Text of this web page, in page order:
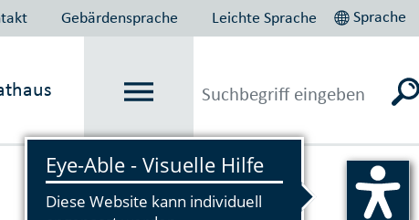
Gebärdensprache Leichte Sprache Sprache
Vorlesen